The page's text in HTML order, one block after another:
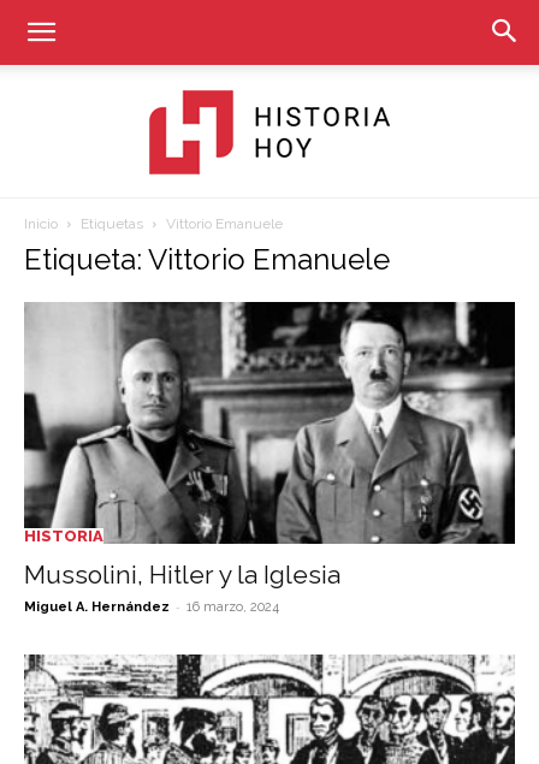
Historia
Hoy
Inicio Etiquetas Vittorio Emanuele
Etiqueta: Vittorio Emanuele
HISTORIA
Mussolini, Hitler y la Iglesia
Miguel A. Hernández - 16 marzo, 2024